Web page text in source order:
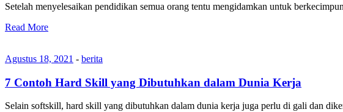
Setelah menyelesaikan pendidikan semua orang tentu mengidamkan untuk
Read More
Agustus 18, 2021 - berita
7 Contoh Hard Skill yang Dibutuhkan dalam Dunia Kerja
Selain softskill, hard skill yang dibutuhkan dalam dunia kerja juga perlu di gali dan